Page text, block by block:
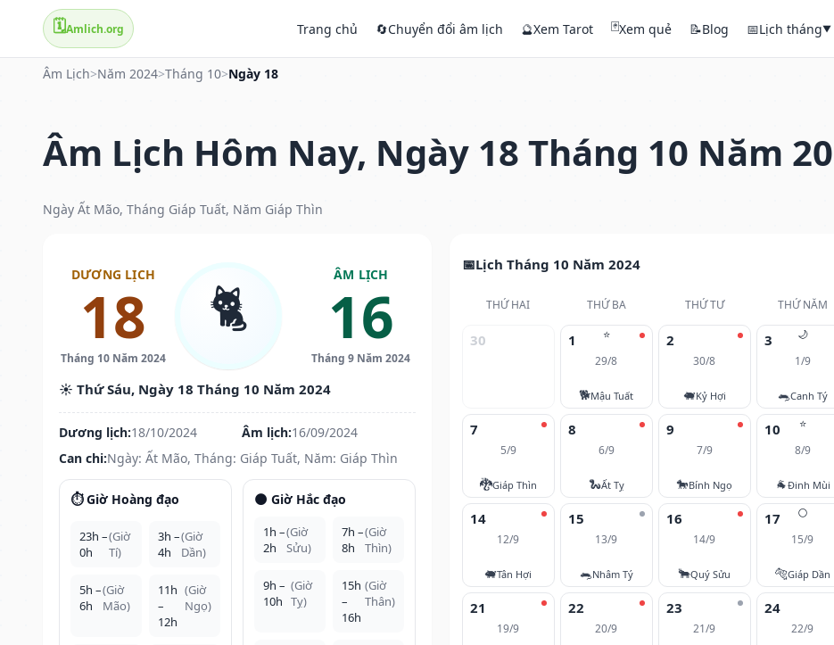
🗓️Amlich.org Trang chủ 🔄Chuyển đổi âm lịch 🔮Xem Tarot 🃏Xem quẻ 📝Blog 📅Lịch tháng▼
Âm Lịch>Năm 2024>Tháng 10>Ngày 18
Âm Lịch Hôm Nay, Ngày 18 Tháng 10 Năm
Ngày Ất Mão, Tháng Giáp Tuất, Năm Giáp Thìn
DƯƠNG LỊCH
18
Tháng 10 Năm 2024
🐈 ÂM LỊCH
16
Tháng 9 Năm 2024
☀️ Thứ Sáu, Ngày 18 Tháng 10 Năm 2024
Dương lịch:18/10/2024 Âm lịch:16/09/2024
Can chi:Ngày: Ất Mão, Tháng: Giáp Tuất, Năm: Giáp Thìn
⏱️ Giờ Hoàng đạo
23h –
0h
(Giờ
Tí)
3h –
4h
(Giờ
Dần)
5h –
6h
(Giờ
Mão)
11h
–
12h
(Giờ
Ngọ)
🌑 Giờ Hắc đạo
1h –
2h
(Giờ
Sửu)
7h –
8h
(Giờ
Thìn)
9h –
10h
(Giờ
Tỵ)
15h
–
16h
(Giờ
Thân)
Lịch Tháng 10 Năm 2024
THỨ HAI THỨ BA THỨ TƯ THỨ NĂM
30 ⭐
1
29/8
🐕Mậu Tuất
2
30/8
🐖Kỷ Hợi
🌙
3
1/9
🐀Canh Tý
7
5/9
🐉Giáp Thìn
8
6/9
🐍Ất Tỵ
9
7/9
🐎Bính Ngọ
⭐
10
8/9
🐐Đinh Mùi
14
12/9
🐖Tân Hợi
15
13/9
🐀Nhâm Tý
16
14/9
🐂Quý Sửu
🌕
17
15/9
🐅Giáp Dần
21
19/9
22
20/9
23
21/9
24
22/9